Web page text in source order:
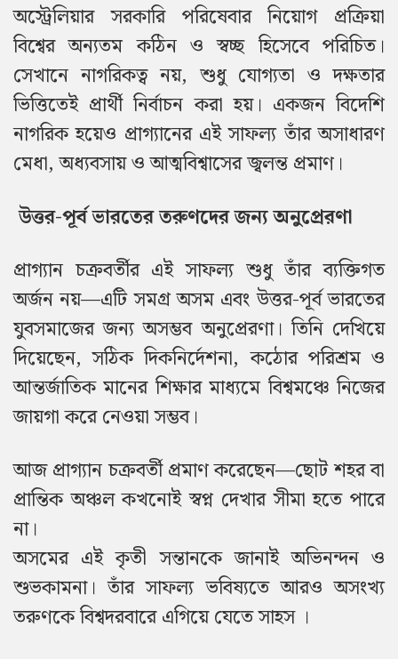
অস্ট্রেলিয়ার সরকারি পরিষেবার নিয়োগ প্রক্রিয়া
বিশ্বের অন্যতম কঠিন ও স্বচ্ছ হিসেবে পরিচিত।
সেখানে নাগরিকত্ব নয়, শুধু যোগ্যতা ও দক্ষতার
ভিত্তিতেই প্রার্থী নির্বাচন করা হয়। একজন বিদেশি
নাগরিক হয়েও প্রাগ্যানের এই সাফল্য তাঁর অসাধারণ
মেধা, অধ্যবসায় ও আত্মবিশ্বাসের জ্বলন্ত প্রমাণ।
উত্তর-পূর্ব ভারতের তরুণদের জন্য অনুপ্রেরণা
প্রাগ্যান চক্রবর্তীর এই সাফল্য শুধু তাঁর ব্যক্তিগত
অর্জন নয়—এটি সমগ্র অসম এবং উত্তর-পূর্ব ভারতের
যুবসমাজের জন্য অসম্ভব অনুপ্রেরণা। তিনি দেখিয়ে
দিয়েছেন, সঠিক দিকনির্দেশনা, কঠোর পরিশ্রম ও
আন্তর্জাতিক মানের শিক্ষার মাধ্যমে বিশ্বমঞ্চে নিজের
জায়গা করে নেওয়া সম্ভব।
আজ প্রাগ্যান চক্রবর্তী প্রমাণ করেছেন—ছোট শহর বা
প্রান্তিক অঞ্চল কখনোই স্বপ্ন দেখার সীমা হতে পারে
না।
অসমের এই কৃতী সন্তানকে জানাই অভিনন্দন ও
শুভকামনা। তাঁর সাফল্য ভবিষ্যতে আরও অসংখ্য
তরুণকে বিশ্বদরবারে এগিয়ে যেতে সাহস ।